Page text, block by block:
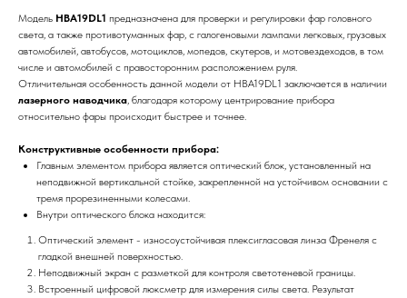
Модель HBA19DL1 предназначена для проверки и регулировки фар головного
света, а также противотуманных фар, с галогеновыми лампами легковых, грузовых
автомобилей, автобусов, мотоциклов, мопедов, скутеров, и мотовездеходов, в том
числе и автомобилей с правосторонним расположением руля.
Отличительная особенность данной модели от HBA19DL1 заключается в наличии
лазерного наводчика, благодаря которому центрирование прибора
относительно фары происходит быстрее и точнее.
Конструктивные особенности прибора:
Главным элементом прибора является оптический блок, установленный на
неподвижной вертикальной стойке, закрепленной на устойчивом основании с
тремя прорезиненными колесами.
Внутри оптического блока находится:
Оптический элемент - износоустойчивая плексигласовая линза Френеля с
гладкой внешней поверхностью.
Неподвижный экран с разметкой для контроля светотеневой границы.
Встроенный цифровой люксметр для измерения силы света. Результат